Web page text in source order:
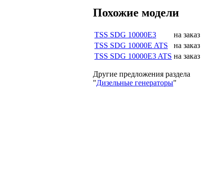
Похожие модели
TSS SDG 10000E3
на заказ
TSS SDG 10000E ATS
на заказ
TSS SDG 10000E3 ATS на заказ
Другие предложения раздела
"Дизельные генераторы"